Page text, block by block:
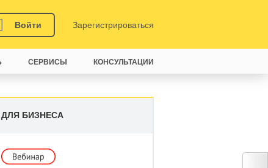
Войти Зарегистрироваться
ДЛЯ БИЗНЕСА
СЕРВИСЫ КОНСУЛЬТАЦИИ